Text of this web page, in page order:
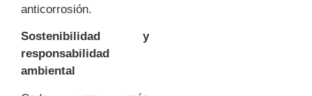
anticorrosión.
Sostenibilidad y
responsabilidad
ambiental